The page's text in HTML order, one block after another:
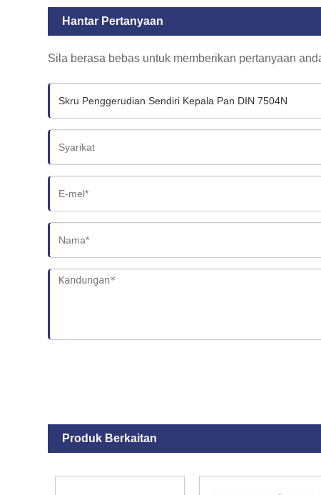
Hantar Pertanyaan
Sila berasa bebas untuk memberikan pertanyaan
Produk Berkaitan